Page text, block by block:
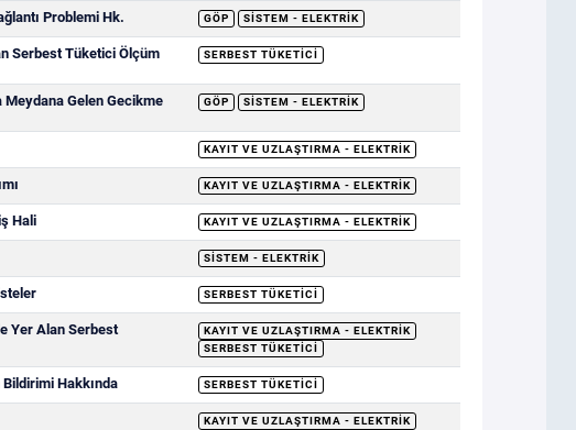
Problemi Hk. GÖP SISTEM - ELEKTRIK
Serbest Tüketici Ölçüm
SERBEST TÜKETICI
Meydana Gelen Gecikme
GÖP SISTEM - ELEKTRIK
KAYIT VE UZLAŞTIRMA - ELEKTRIK
KAYIT VE UZLAŞTIRMA - ELEKTRIK
Hali KAYIT VE UZLAŞTIRMA - ELEKTRIK
SISTEM - ELEKTRIK
SERBEST TÜKETICI
Yer Alan Serbest
KAYIT VE UZLAŞTIRMA - ELEKTRIK
SERBEST TÜKETICI
Hakkında SERBEST TÜKETICI
KAYIT VE UZLAŞTIRMA - ELEKTRIK